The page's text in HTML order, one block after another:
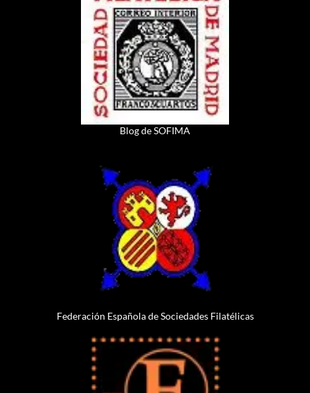
Blog de SOFIMA
Federación Española de Sociedades Filatélicas